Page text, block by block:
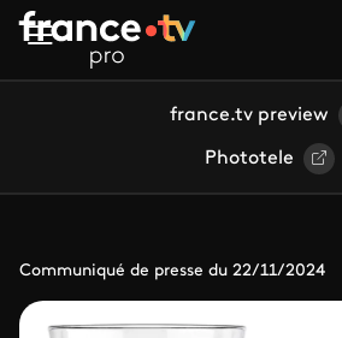
Aller au contenu principal
france.tv preview
Phototele
Communiqué de presse du 22/11/2024